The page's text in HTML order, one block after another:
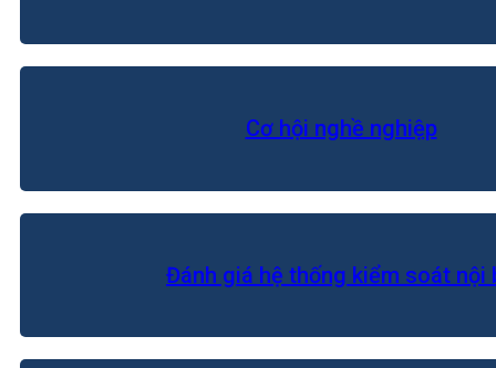
Cơ hội nghề nghiệp
Đánh giá hệ thống kiểm soát nội